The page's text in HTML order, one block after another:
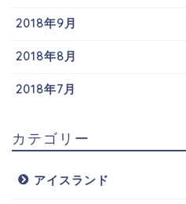
2018年9月
2018年8月
2018年7月
カテゴリー
アイスランド